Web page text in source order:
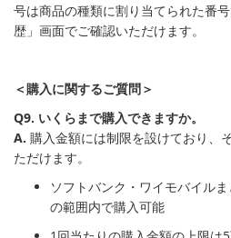
号は商品の種類に割り当てられた番
歴」画面でご確認いただけます。
＜購入に関するご質問＞
Q9. いくらまで購入できますか。
A. 購入金額には制限を設けており、
ただけます。
ソフトバンク・ワイモバイル
の範囲内で購入可能